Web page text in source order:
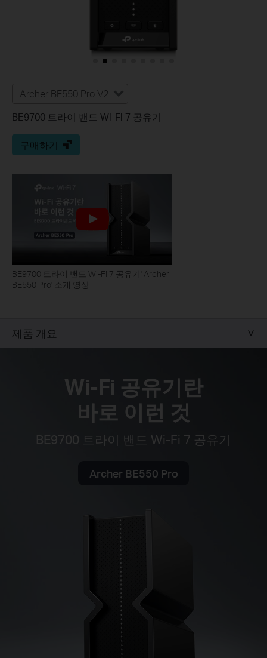
Archer BE550 Pro V2
BE9700 트라이 밴드 Wi-Fi 7 공유기
구매하기
BE9700 트라이 밴드 Wi-Fi 7 공유기' Archer
BE550 Pro' 소개 영상
제품 개요
Wi-Fi 공유기란
바로 이런 것
BE9700 트라이 밴드 Wi-Fi 7 공유기
Archer BE550 Pro